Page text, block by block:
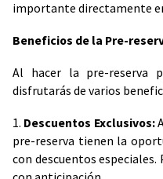
importante directamente
Beneficios de la Pre-
Al hacer la pre-reserva
disfrutarás de varios
1. Descuentos Exclusivos:
pre-reserva tienen la
con descuentos